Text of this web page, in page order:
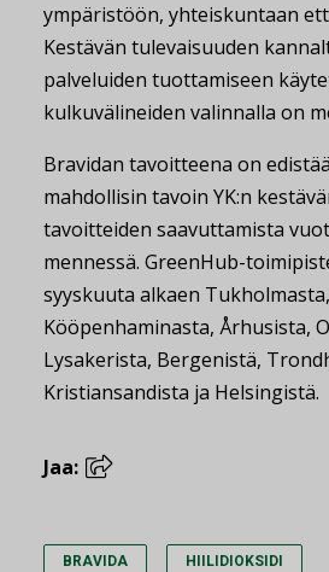
ympäristöön, yhteiskuntaan
Kestävän tulevaisuuden
palveluiden tuottamiseen
kulkuvälineiden valinnalla on
Bravidan tavoitteena on
mahdollisin tavoin YK:n
tavoitteiden saavuttamista
mennessä. GreenHub-
syyskuuta alkaen
Kööpenhaminasta, Århusista,
Lysakerista, Bergenistä,
Kristiansandista ja Helsingistä.
Jaa:
BRAVIDA HIILIDIOKSIDI